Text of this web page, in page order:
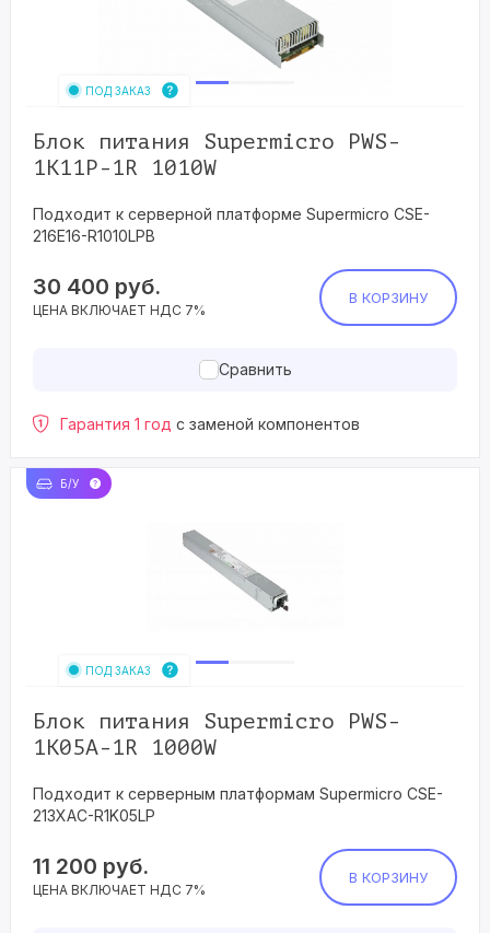
ПОД ЗАКАЗ
Блок питания Supermicro PWS-
1K11P-1R 1010W
Подходит к серверной платформе Supermicro CSE-
216E16-R1010LPB
30 400 руб.
ЦЕНА ВКЛЮЧАЕТ НДС 7%
В КОРЗИНУ
Сравнить
Гарантия 1 год с заменой компонентов
Б/У
ПОД ЗАКАЗ
Блок питания Supermicro PWS-
1K05A-1R 1000W
Подходит к серверным платформам Supermicro CSE-
213XAC-R1K05LP
11 200 руб.
ЦЕНА ВКЛЮЧАЕТ НДС 7%
В КОРЗИНУ